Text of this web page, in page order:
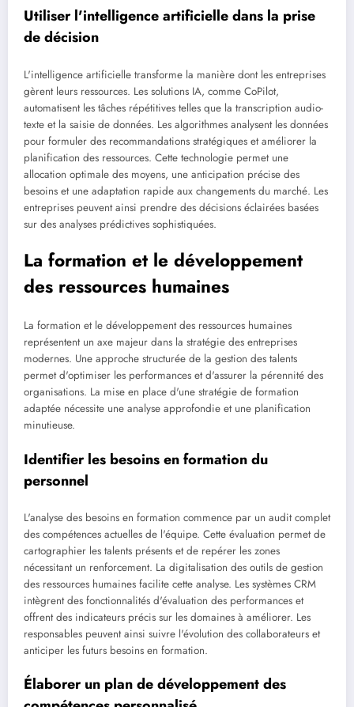
Utiliser l'intelligence artificielle dans la prise
de décision
L'intelligence artificielle transforme la manière dont les entreprises
gèrent leurs ressources. Les solutions IA, comme CoPilot,
automatisent les tâches répétitives telles que la transcription audio-
texte et la saisie de données. Les algorithmes analysent les données
pour formuler des recommandations stratégiques et améliorer la
planification des ressources. Cette technologie permet une
allocation optimale des moyens, une anticipation précise des
besoins et une adaptation rapide aux changements du marché. Les
entreprises peuvent ainsi prendre des décisions éclairées basées
sur des analyses prédictives sophistiquées.
La formation et le développement
des ressources humaines
La formation et le développement des ressources humaines
représentent un axe majeur dans la stratégie des entreprises
modernes. Une approche structurée de la gestion des talents
permet d'optimiser les performances et d'assurer la pérennité des
organisations. La mise en place d'une stratégie de formation
adaptée nécessite une analyse approfondie et une planification
minutieuse.
Identifier les besoins en formation du
personnel
L'analyse des besoins en formation commence par un audit complet
des compétences actuelles de l'équipe. Cette évaluation permet de
cartographier les talents présents et de repérer les zones
nécessitant un renforcement. La digitalisation des outils de gestion
des ressources humaines facilite cette analyse. Les systèmes CRM
intègrent des fonctionnalités d'évaluation des performances et
offrent des indicateurs précis sur les domaines à améliorer. Les
responsables peuvent ainsi suivre l'évolution des collaborateurs et
anticiper les futurs besoins en formation.
Élaborer un plan de développement des